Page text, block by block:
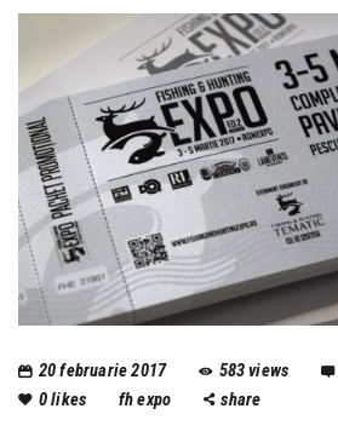
20 februarie 2017 583views
0likes fh expo share